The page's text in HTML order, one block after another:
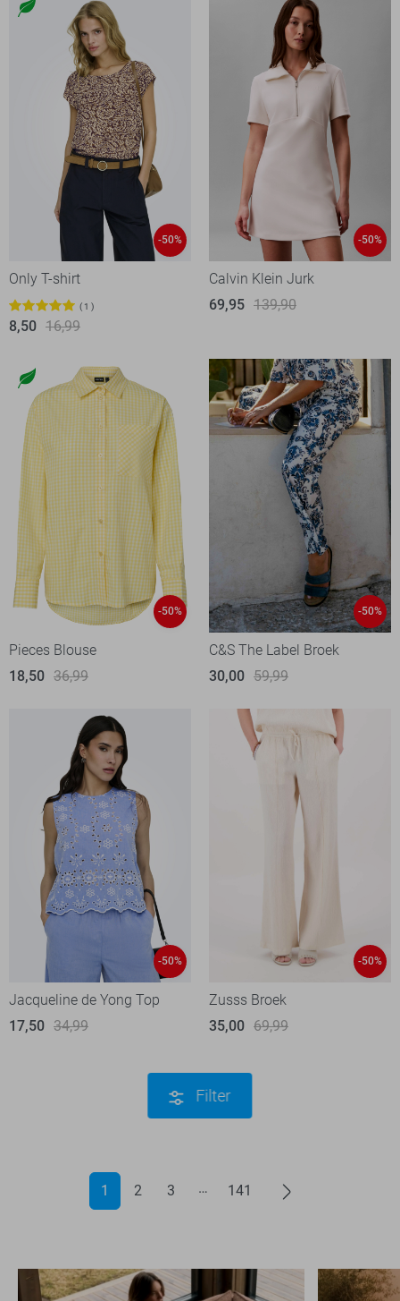
-50%
Only T-shirt
1
8,50 16,99
-50%
Calvin Klein Jurk
69,95 139,90
-50%
Pieces Blouse
18,50 36,99
-50%
C&S The Label Broek
30,00 59,99
-50%
Jacqueline de Yong Top
17,50 34,99
-50%
Zusss Broek
35,00 69,99
Filter
1 2 3 141